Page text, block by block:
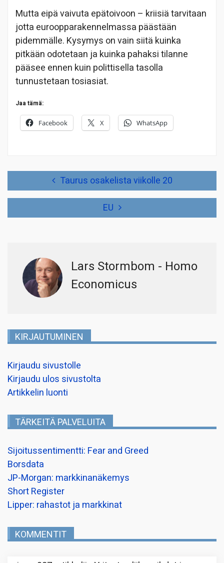
Mutta eipä vaivuta epätoivoon – kriisiä tarvitaan
jotta euroopparakennelmassa päästään
pidemmälle. Kysymys on vain siitä kuinka
pitkään odotetaan ja kuinka pahaksi tilanne
pääsee ennen kuin polittisella tasolla
tunnustetaan tosiasiat.
Jaa tämä:
Facebook X WhatsApp
Taurus osakelista viikolle 20
EU
Lars Stormbom - Homo
Economicus
KIRJAUTUMINEN
Kirjaudu sivustolle
Kirjaudu ulos sivustolta
Artikkelin luonti
TÄRKEITÄ PALVELUITA
Sijoitussentimentti: Fear and Greed
Borsdata
JP-Morgan: markkinanäkemys
Short Register
Lipper: rahastot ja markkinat
KOMMENTIT